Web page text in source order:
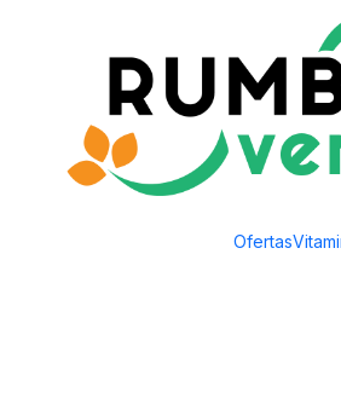
Ofertas
Envío gratis por compras sobre los 59.990 en la
Cosmética Natural Cuidado Capilar